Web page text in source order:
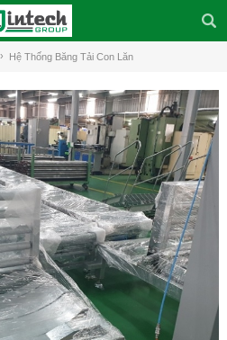
Hệ Thống Băng Tải Con Lăn